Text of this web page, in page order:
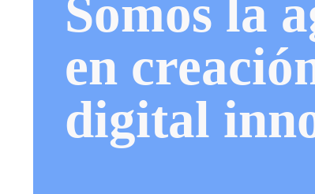
Somos la
en
digital